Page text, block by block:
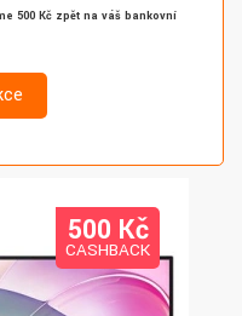
500 Kč zpět na váš bankovní
500 Kč
CASHBACK